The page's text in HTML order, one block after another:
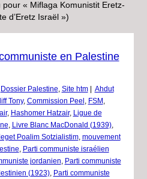
« Miflaga Komunistit Eretz-
d’Eretz Israël »)
en Palestine
Dossier Palestine Site htm
Ahdut
Tony, Commission Peel FSM
, Hashomer Hatzair,
Ligue de
Livre Blanc MacDonald (1939),
Poalim Sotzialistim, mouvement
Parti communiste israélien
jordanien
Parti communiste
(1923),
Parti communiste